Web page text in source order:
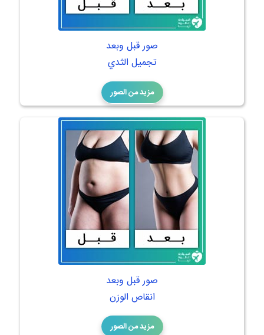
صور قبل وبعد
تجميل الثدي
مزيد من الصور
صور قبل وبعد
انقاص الوزن
مزيد من الصور